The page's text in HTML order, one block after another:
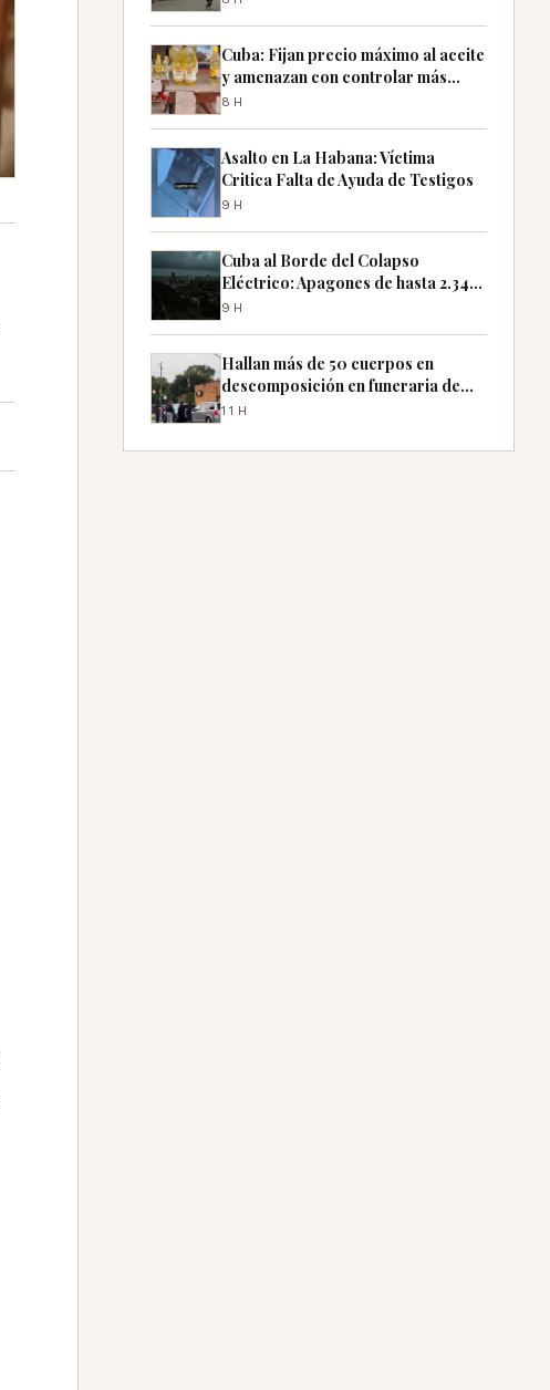
Cuba: Fijan precio máximo al aceite
y amenazan con controlar más
productos
8H
Asalto en La Habana: Víctima
Critica Falta de Ayuda de Testigos
9H
Cuba al Borde del Colapso
Eléctrico: Apagones de hasta 2.340
MW Previstos
9H
Hallan más de 50 cuerpos en
descomposición en funeraria de
Chicago
11H